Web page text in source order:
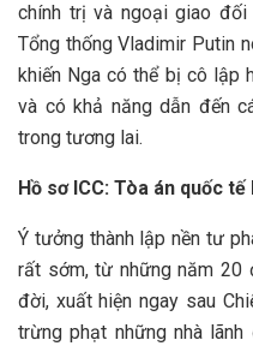
chính trị và ngoại giao
Tổng thống Vladimir Putin
khiến Nga có thể bị cô lập
và có khả năng dẫn đến
trong tương lai.
Hồ sơ ICC: Tòa án quốc
Ý tưởng thành lập nền tư
rất sớm, từ những năm 20
đời, xuất hiện ngay sau
trừng phạt những nhà